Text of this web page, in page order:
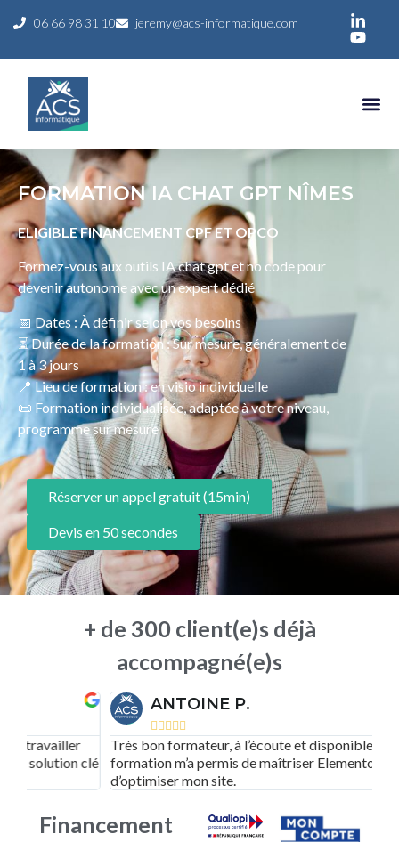
06 66 98 31 10 jeremy@acs-informatique.com
FORMATION IA CHAT GPT NÎMES
ELIGIBLE FINANCEMENT CPF ET OPCO
Formez-vous aux outils IA chat gpt et no code pour
devenir autonome avec un expert dédié
📅 Dates : À définir selon vos besoins
⏳ Durée de la formation : Sur mesure, généralement de
1 à 3 jours
📍 Lieu de formation : en visio individuelle
📜 Formation individualisée, adaptée à votre niveau,
programme sur mesure
Réserver un appel gratuit (15min)
Devis en 50 secondes
+ de 300 client(e)s déjà
accompagné(e)s
ANTOINE P.
Très bon formateur, à l’écoute et disponible. La
formation m’a permis de maîtriser Elementor et
d’optimiser mon site.
Financement